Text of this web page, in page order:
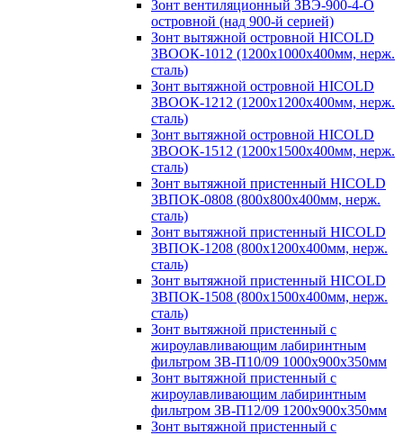
Зонт вентиляционный ЗВЭ-900-4-О
островной (над 900-й серией)
Зонт вытяжной островной HICOLD
ЗВООК-1012 (1200х1000х400мм, нерж.
сталь)
Зонт вытяжной островной HICOLD
ЗВООК-1212 (1200x1200x400мм, нерж.
сталь)
Зонт вытяжной островной HICOLD
ЗВООК-1512 (1200х1500х400мм, нерж.
сталь)
Зонт вытяжной пристенный HICOLD
ЗВПОК-0808 (800х800х400мм, нерж.
сталь)
Зонт вытяжной пристенный HICOLD
ЗВПОК-1208 (800х1200х400мм, нерж.
сталь)
Зонт вытяжной пристенный HICOLD
ЗВПОК-1508 (800х1500х400мм, нерж.
сталь)
Зонт вытяжной пристенный с
жироулавливающим лабиринтным
фильтром ЗВ-П10/09 1000х900х350мм
Зонт вытяжной пристенный с
жироулавливающим лабиринтным
фильтром ЗВ-П12/09 1200х900х350мм
Зонт вытяжной пристенный с